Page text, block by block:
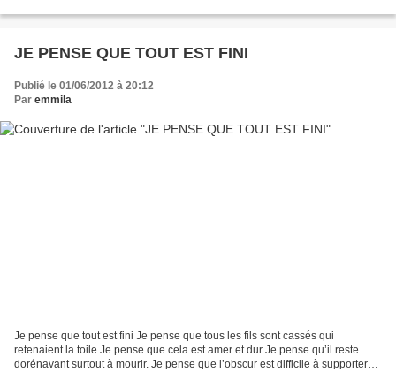
JE PENSE QUE TOUT EST FINI
Publié le 01/06/2012 à 20:12
Par emmila
Je pense que tout est fini Je pense que tous les fils sont cassés qui
retenaient la toile Je pense que cela est amer et dur Je pense qu’il reste
dorénavant surtout à mourir. Je pense que l’obscur est difficile à supporter